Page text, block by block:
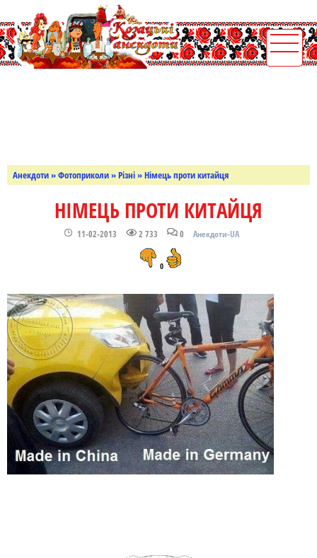
Анекдоти»Фотоприколи»Різні» Німець проти китайця
НІМЕЦЬ ПРОТИ КИТАЙЦЯ
11-02-2013 2 733 0 Анекдоти-UA
0